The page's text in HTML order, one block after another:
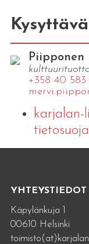
Piipponen
+358 40 583
karjalan-
YHTEYSTIEDOT
Käpylänkuja 1
00610 Helsinki